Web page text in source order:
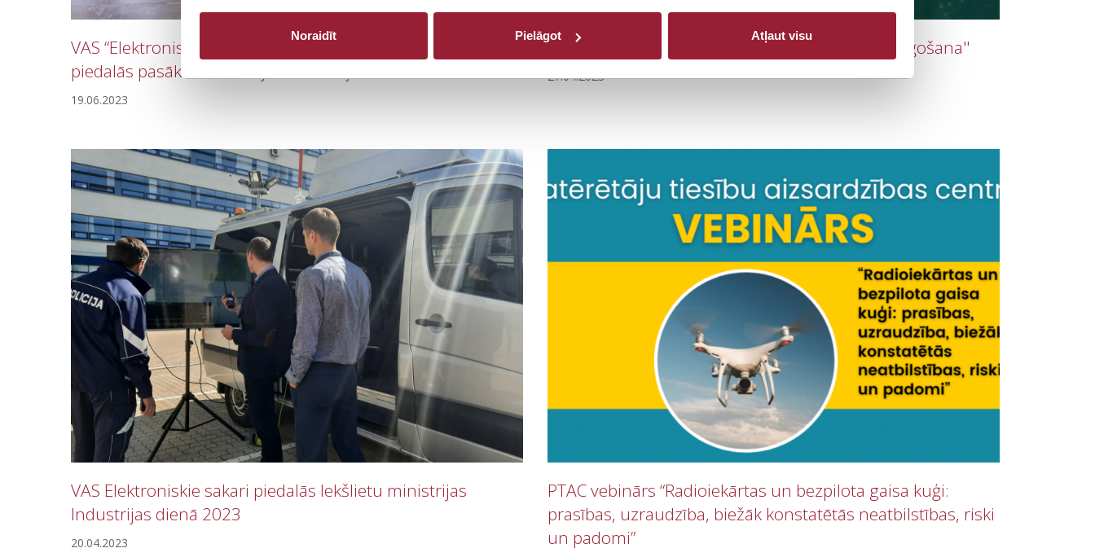
Noraidīt Pielāgot Atļaut visu
VAS “Elektroniskie sakari” ar programmatūru SKUDRA
piedalās pasākumā ‘’Latvijas industrijas diena ar NIAG’’
19.06.2023
27. aprīlī notika informatīvs seminārs ''Droša kuģošana''
27.04.2023
VAS Elektroniskie sakari piedalās Iekšlietu ministrijas
Industrijas dienā 2023
20.04.2023
PTAC vebinārs “Radioiekārtas un bezpilota gaisa kuģi:
prasības, uzraudzība, biežāk konstatētās neatbilstības, riski
un padomi”